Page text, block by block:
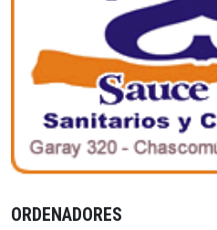
ORDENADORES